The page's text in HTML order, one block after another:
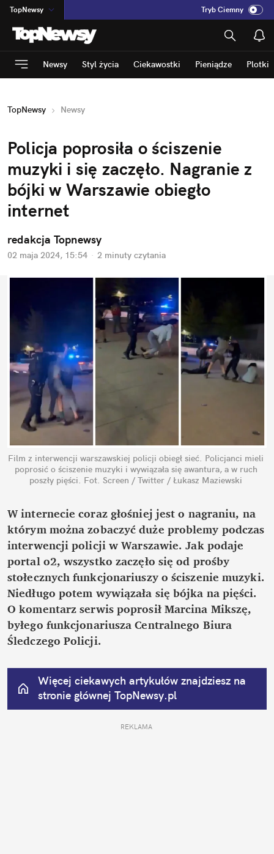
TopNewsy
na:Temat
INN:Poland
ASZ:dziennik
dad:HERO
Tryb Ciemny
Newsy Styl życia Ciekawostki Pieniądze Plotki
TopNewsy Newsy
Policja poprosiła o ściszenie
muzyki i się zaczęło. Nagranie z
bójki w Warszawie obiegło
internet
redakcja Topnewsy
02 maja 2024, 15:54 · 2 minuty czytania
Film z interwencji warszawskiej policji obiegł sieć. Policjanci mieli
poprosić o ściszenie muzyki i wywiązała się awantura, a w ruch
poszły pięści. Fot. Screen / Twitter / Łukasz Maziewski
W internecie coraz głośniej jest o nagraniu, na
którym można zobaczyć duże problemy podczas
interwencji policji w Warszawie. Jak podaje
portal o2, wszystko zaczęło się od prośby
stołecznych funkcjonariuszy o ściszenie muzyki.
Niedługo potem wywiązała się bójka na pięści.
O komentarz serwis poprosił Marcina Mikszę,
byłego funkcjonariusza Centralnego Biura
Śledczego Policji.
Więcej ciekawych artykułów znajdziesz na
stronie głównej TopNewsy.pl
REKLAMA